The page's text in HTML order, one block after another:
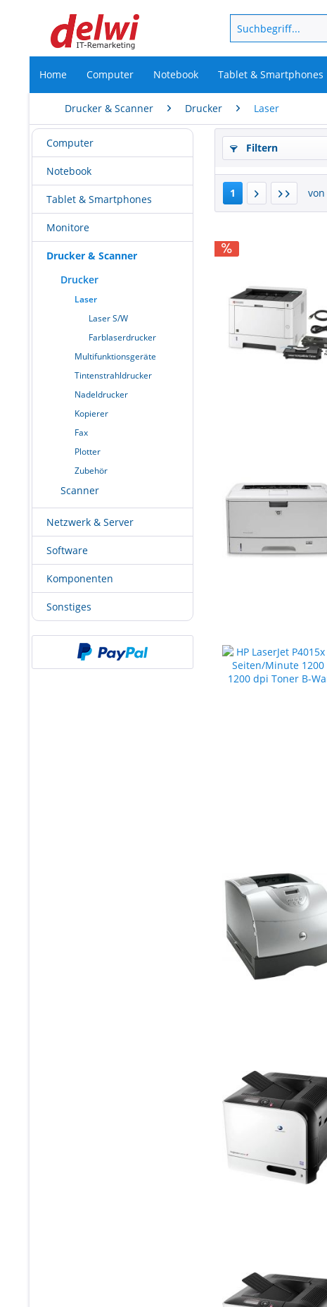
Home Computer Notebook Tablet & Smartphones
Drucker & Scanner Drucker Laser
Computer
Notebook
Tablet & Smartphones
Monitore
Drucker & Scanner
Drucker
Laser
Laser S/W
Farblaserdrucker
Multifunktionsgeräte
Tintenstrahldrucker
Nadeldrucker
Kopierer
Fax
Plotter
Zubehör
Scanner
Netzwerk & Server
Software
Komponenten
Sonstiges
Filtern
1 von